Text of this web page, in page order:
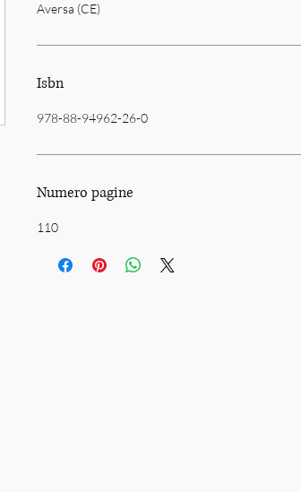
Aversa (CE)
Isbn
978-88-94962-26-0
Numero pagine
110